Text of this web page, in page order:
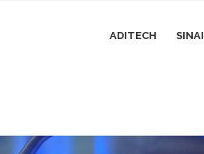
ADITECH SINAI